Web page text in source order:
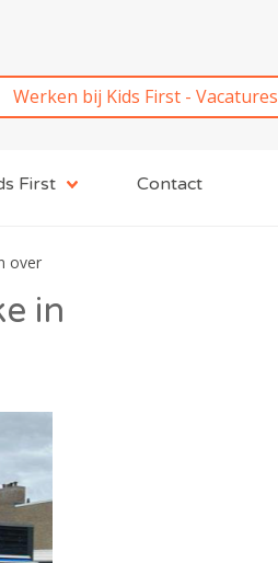
Werken bij Kids First - Vacatures
First Contact
over
in